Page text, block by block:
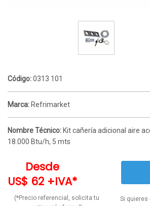
Código:0313 101
Marca: Refrimarket
Nombre Técnico: Kit cañería adicional aire
18.000 Btu/h, 5 mts
Desde
US$ 62 +IVA*
(*Precio referencial, solicita tu
Si quieres